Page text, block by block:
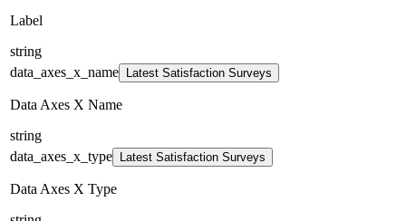
Label
string
data_axes_x_name
Latest Satisfaction Surveys
Data Axes X Name
string
data_axes_x_type
Latest Satisfaction Surveys
Data Axes X Type